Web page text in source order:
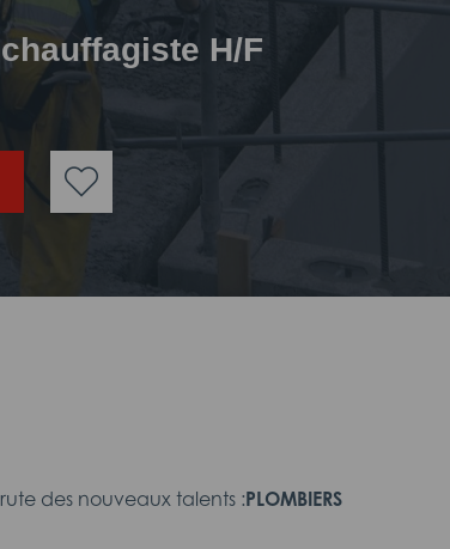
H/F
des nouveaux talents :PLOMBIERS